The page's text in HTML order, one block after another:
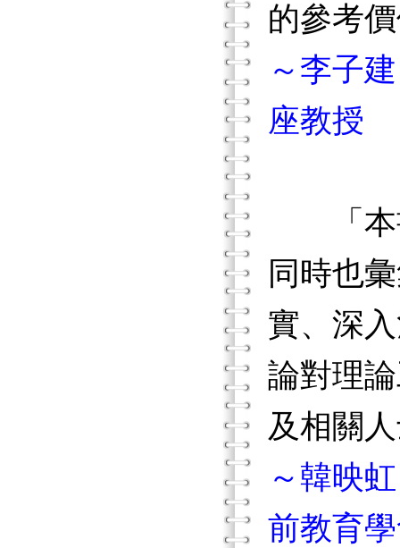
的參考
～李子
座教授
「本書
同時也
實、深
論對理
及相關
～韓映
前教育